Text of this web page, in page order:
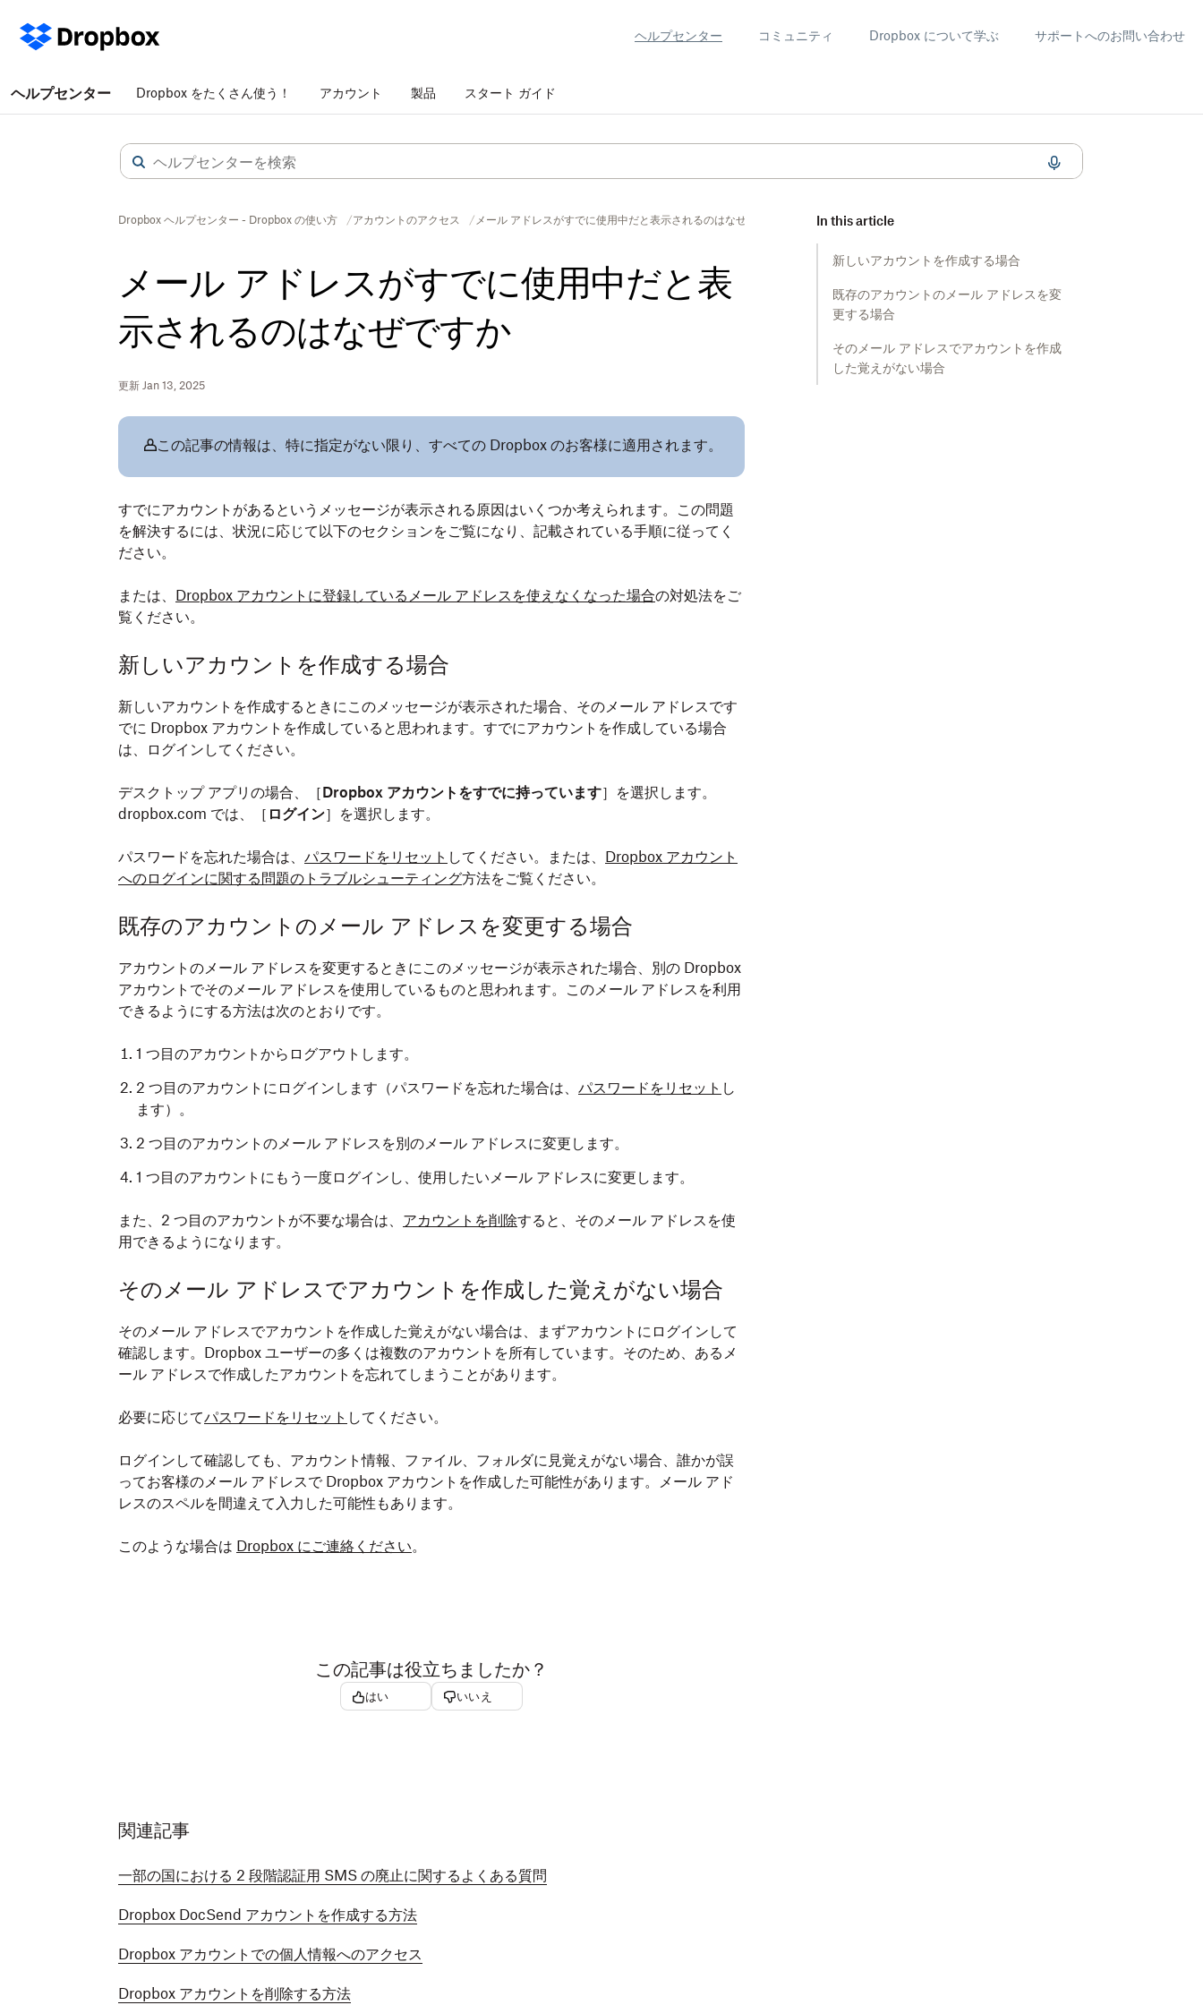
ヘルプセンター コミュニティ Dropbox について学ぶ サポートへのお問い合わせ
ヘルプセンター Dropbox をたくさん使う！ アカウント 製品 スタート ガイド
Dropbox ヘルプセンター - Dropbox の使い方 アカウントのアクセス メール アドレスがすでに使用中だと表示されるのはなぜですか
メール アドレスがすでに使用中だと表
示されるのはなぜですか
更新 Jan 13, 2025
In this article
新しいアカウントを作成する場合
既存のアカウントのメール アドレスを変
更する場合
そのメール アドレスでアカウントを作成
した覚えがない場合
この記事の情報は、特に指定がない限り、すべての Dropbox のお客様に適用されます。
すでにアカウントがあるというメッセージが表示される原因はいくつか考えられます。この問題
を解決するには、状況に応じて以下のセクションをご覧になり、記載されている手順に従ってく
ださい。
または、 Dropbox アカウントに登録しているメール アドレスを使えなくなった場合の対処法をご
覧ください。
新しいアカウントを作成する場合
新しいアカウントを作成するときにこのメッセージが表示された場合、そのメール アドレスです
でに Dropbox アカウントを作成していると思われます。すでにアカウントを作成している場合
は、ログインしてください。
デスクトップ アプリの場合、［Dropbox アカウントをすでに持っています］を選択します。
dropbox.com では、［ ログイン］を選択します。
パスワードを忘れた場合は、 パスワードをリセット してください。または、 Dropbox アカウント
へのログインに関する問題のトラブルシューティング方法をご覧ください。
既存のアカウントのメール アドレスを変更する場合
アカウントのメール アドレスを変更するときにこのメッセージが表示された場合、別の Dropbox
アカウントでそのメール アドレスを使用しているものと思われます。このメール アドレスを利用
できるようにする方法は次のとおりです。
1 つ目のアカウントからログアウトします。
2 つ目のアカウントにログインします（パスワードを忘れた場合は、 パスワードをリセット し
ます）。
2 つ目のアカウントのメール アドレスを別のメール アドレスに変更します。
1 つ目のアカウントにもう一度ログインし、使用したいメール アドレスに変更します。
また、2 つ目のアカウントが不要な場合は、 アカウントを削除すると、そのメール アドレスを使
用できるようになります。
そのメール アドレスでアカウントを作成した覚えがない場合
そのメール アドレスでアカウントを作成した覚えがない場合は、まずアカウントにログインして
確認します。Dropbox ユーザーの多くは複数のアカウントを所有しています。そのため、あるメ
ール アドレスで作成したアカウントを忘れてしまうことがあります。
必要に応じてパスワードをリセット してください。
ログインして確認しても、アカウント情報、ファイル、フォルダに見覚えがない場合、誰かが誤
ってお客様のメール アドレスで Dropbox アカウントを作成した可能性があります。メール アド
レスのスペルを間違えて入力した可能性もあります。
このような場合は Dropbox にご連絡ください。
この記事は役立ちましたか？
はい いいえ
関連記事
一部の国における 2 段階認証用 SMS の廃止に関するよくある質問
Dropbox DocSend アカウントを作成する方法
Dropbox アカウントでの個人情報へのアクセス
Dropbox アカウントを削除する方法